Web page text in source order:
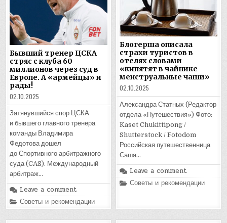
Бывший тренер ЦСКА
стряс с клуба 60
миллионов через суд в
Европе. А «армейцы» и
рады!
02.10.2025
Затянувшийся спор ЦСКА
и бывшего главного тренера
команды Владимира
Федотова дошел
до Спортивного арбитражного
суда (CAS). Международный
арбитраж…
Leave a comment
Posted
in
Советы и рекомендации
Блогерша описала
страхи туристов в
отелях словами
«кипятят в чайнике
менструальные чаши»
02.10.2025
Александра Статных (Редактор
отдела «Путешествия») Фото:
Kaset Chukittipong /
Shutterstock / Fotodom
Российская путешественница
Саша…
Leave a comment
Posted
Советы и рекомендации